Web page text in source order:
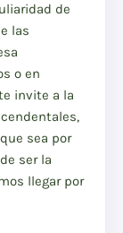
de
las
o en
invite a la
sea por
ser la
llegar por